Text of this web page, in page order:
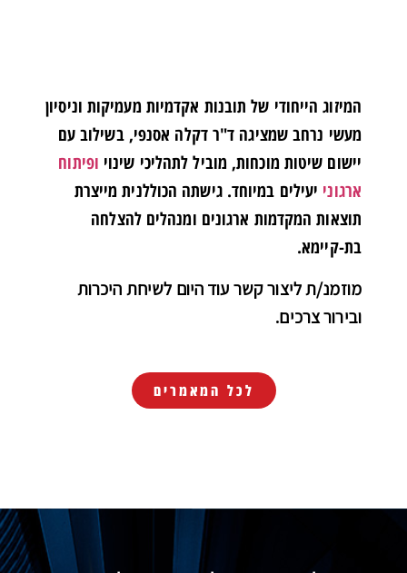
המיזוג הייחודי של תובנות אקדמיות מעמיקות וניסיון
מעשי נרחב שמציגה ד"ר דקלה אסנפי, בשילוב עם
יישום שיטות מוכחות, מוביל לתהליכי שינוי ופיתוח
ארגוני יעילים במיוחד. גישתה הכוללנית מייצרת
תוצאות המקדמות ארגונים ומנהלים להצלחה
בת-קיימא.
מוזמנ/ת ליצור קשר עוד היום לשיחת היכרות
ובירור צרכים.
לכל המאמרים